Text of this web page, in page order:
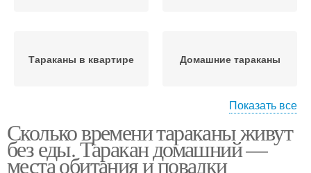
Тараканы в квартире Домашние тараканы
Тараканы в яйце
Показать все
Сколько времени тараканы живут
без еды. Таракан домашний —
места обитания и повадки